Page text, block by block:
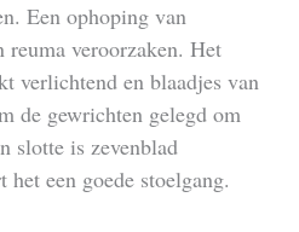
Een ophoping van
veroorzaken. Het
verlichtend en blaadjes van
de gewrichten gelegd om
slotte is zevenblad
een goede stoelgang.